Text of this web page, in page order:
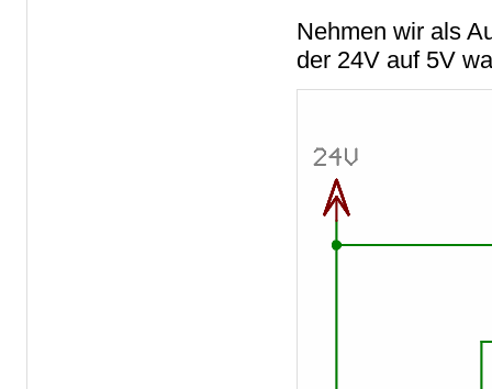
Nehmen wir als
der 24V auf 5V